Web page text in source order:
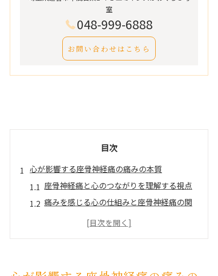
室
048-999-6888
お問い合わせはこちら
目次
心が影響する座骨神経痛の痛みの本質
座骨神経痛と心のつながりを理解する視点
痛みを感じる心の仕組みと座骨神経痛の関